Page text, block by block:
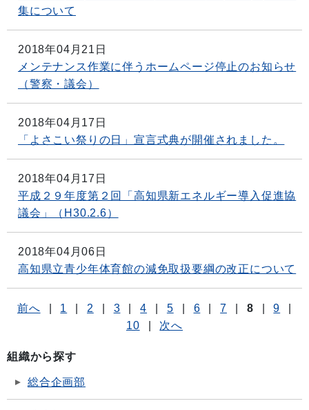
集について
2018年04月21日
メンテナンス作業に伴うホームページ停止のお知らせ
（警察・議会）
2018年04月17日
「よさこい祭りの日」宣言式典が開催されました。
2018年04月17日
平成２９年度第２回「高知県新エネルギー導入促進協
議会」（H30.2.6）
2018年04月06日
高知県立青少年体育館の減免取扱要綱の改正について
前へ 1 2 3 4 5 6 7 8 9
10
次へ
組織から探す
総合企画部